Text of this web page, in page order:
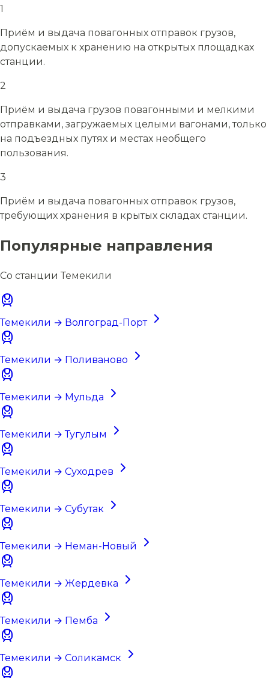
1
Приём и выдача повагонных отправок грузов,
допускаемых к хранению на открытых площадках
станции.
2
Приём и выдача грузов повагонными и мелкими
отправками, загружаемых целыми вагонами, только
на подъездных путях и местах необщего
пользования.
3
Приём и выдача повагонных отправок грузов,
требующих хранения в крытых складах станции.
Популярные направления
Со станции Темекили
Темекили → Волгоград-Порт
Темекили → Поливаново
Темекили → Мульда
Темекили → Тугулым
Темекили → Суходрев
Темекили → Субутак
Темекили → Неман-Новый
Темекили → Жердевка
Темекили → Пемба
Темекили → Соликамск